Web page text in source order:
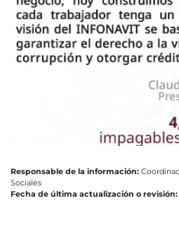
Responsable de la información:
Sociales
Fecha de última actualización o revisión: